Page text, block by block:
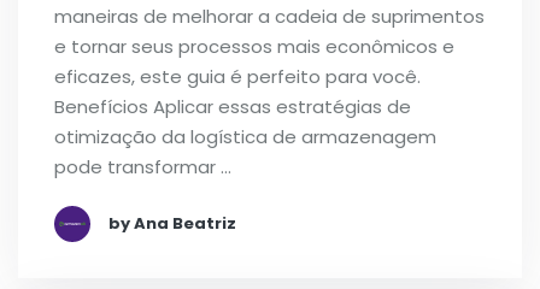
maneiras de melhorar a cadeia de suprimentos
e tornar seus processos mais econômicos e
eficazes, este guia é perfeito para você.
Benefícios Aplicar essas estratégias de
otimização da logística de armazenagem
pode transformar …
by Ana Beatriz